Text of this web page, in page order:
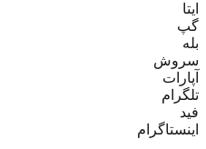
ایتا
گپ
بله
سروش
آپارات
تلگرام
فید
اینستاگرام